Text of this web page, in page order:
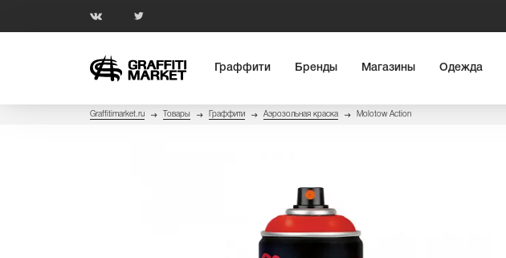
Граффити Бренды Магазины Одежда
Graffitimarket.ru Товары Граффити Аэрозольная краска Molotow Action